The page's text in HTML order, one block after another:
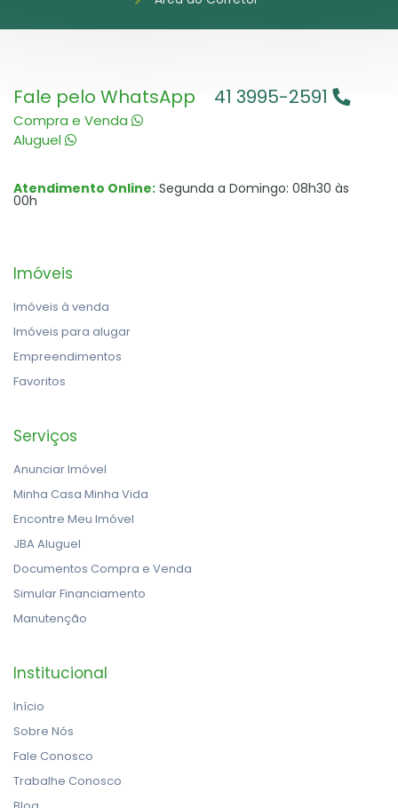
Fale pelo WhatsApp
Compra e Venda
Aluguel
41 3995-2591
Atendimento Online: Segunda a Domingo: 08h30 às
00h
Imóveis
Imóveis à venda
Imóveis para alugar
Empreendimentos
Favoritos
Serviços
Anunciar Imóvel
Minha Casa Minha Vida
Encontre Meu Imóvel
JBA Aluguel
Documentos Compra e Venda
Simular Financiamento
Manutenção
Institucional
Início
Sobre Nós
Fale Conosco
Trabalhe Conosco